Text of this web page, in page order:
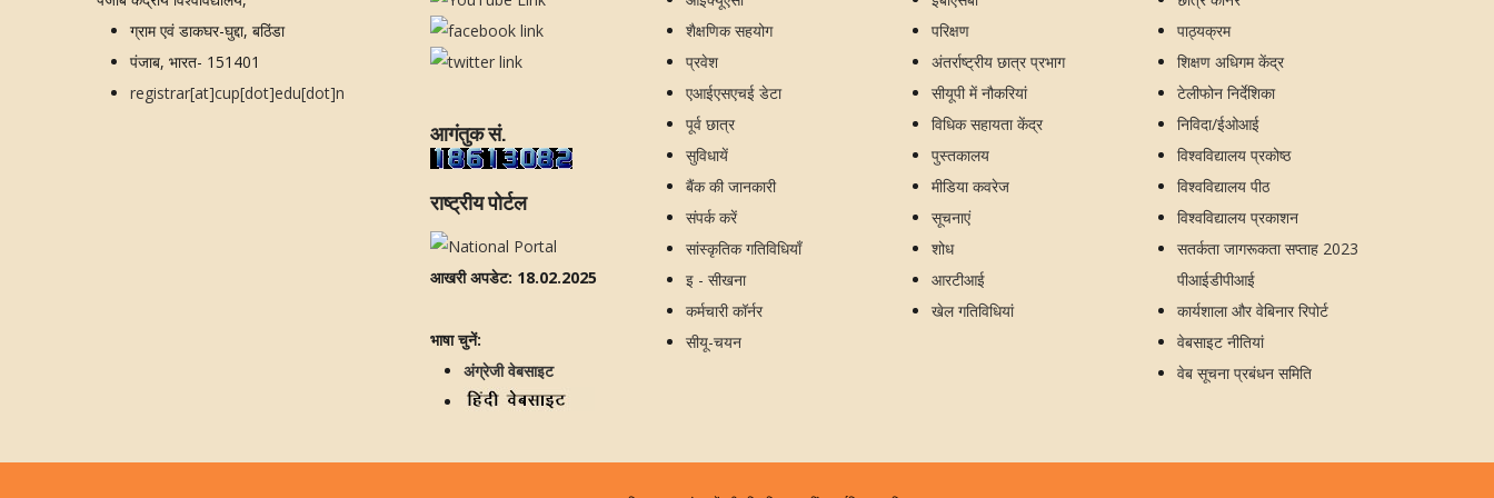
ग्राम एवं डाकघर-घुद्दा, बठिंडा
पंजाब, भारत- 151401
registrar[at]cup[dot]edu[dot]n
आगंतुक सं.
राष्ट्रीय पोर्टल
आखरी अपडेट: 18.02.2025
भाषा चुनें:
अंग्रेजी वेबसाइट
शैक्षणिक सहयोग
प्रवेश
एआईएसएचई डेटा
पूर्व छात्र
सुविधायें
बैंक की जानकारी
संपर्क करें
सांस्कृतिक गतिविधियाँ
इ - सीखना
कर्मचारी कॉर्नर
सीयू-चयन
परिक्षण
अंतर्राष्ट्रीय छात्र प्रभाग
सीयूपी में नौकरियां
विधिक सहायता केंद्र
पुस्तकालय
मीडिया कवरेज
सूचनाएं
शोध
आरटीआई
खेल गतिविधियां
पाठ्यक्रम
शिक्षण अधिगम केंद्र
टेलीफोन निर्देशिका
निविदा/ईओआई
विश्वविद्यालय प्रकोष्ठ
विश्वविद्यालय पीठ
विश्वविद्यालय प्रकाशन
सतर्कता जागरूकता सप्ताह 2023
पीआईडीपीआई
कार्यशाला और वेबिनार रिपोर्ट
वेबसाइट नीतियां
वेब सूचना प्रबंधन समिति